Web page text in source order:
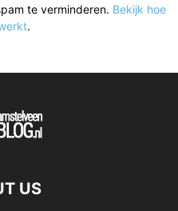
te verminderen. Bekijk hoe
.
US